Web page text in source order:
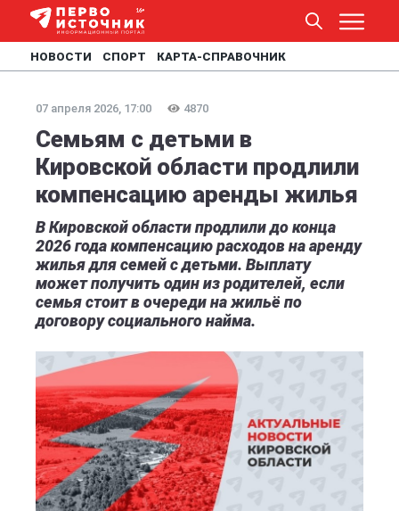
НОВОСТИ СПОРТ КАРТА-СПРАВОЧНИК
07 апреля 2026, 17:00 4870
Семьям с детьми в
Кировской области продлили
компенсацию аренды жилья
В Кировской области продлили до конца
2026 года компенсацию расходов на аренду
жилья для семей с детьми. Выплату
может получить один из родителей, если
семья стоит в очереди на жильё по
договору социального найма.